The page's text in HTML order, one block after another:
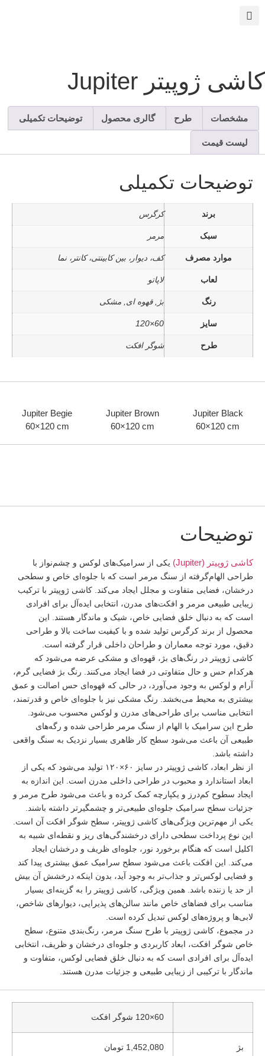
کاشی ژوپیتر Jupiter
مشخصات طرح گالری محصول توضیحات تکمیلی
لیست قیمت
توضیحات تکمیلی
برند کرگرس
سبک مرمر
موارد مصرف کف، دیوار، بین کابینتی، کانتر، نما
لعاب لاپاتو
رنگ بژ, قهوه ای, مشکی
سایز 60×120
طرح شوگر افکت
Jupiter Black
60×120 cm
Jupiter Brown
60×120 cm
Jupiter Begie
60×120 cm
توضیحات
کاشی ژوپیتر (Jupiter)
یکی از سرامیک‌های لوکس و چشم‌نواز با
طراحی الهام‌گرفته از سنگ مرمر است که با جلوه‌ای خاص و سطحی
درخشان، فضایی متفاوت و مجلل ایجاد می‌کند. کاشی ژوپیتر با ترکیب
زیبایی طبیعی مرمر و افکت‌های مدرن، انتخابی ایده‌آل برای افرادی
است که به دنبال خلق فضایی خاص، شیک و ماندگار هستند. این
محصول از برند کرگرس تولید شده و با کیفیت ساخت بالا و طراحی
دقیق، مورد توجه معماران و طراحان داخلی قرار گرفته است.
کاشی ژوپیتر در رنگ‌های بژ، قهوه‌ای و مشکی عرضه می‌شود که
هرکدام حس و حال متفاوتی در فضا ایجاد می‌کنند. رنگ بژ فضایی گرم،
آرام و لوکس به وجود می‌آورد، در حالی که قهوه‌ای حس اصالت و عمق
بیشتری به محیط می‌بخشد. رنگ مشکی نیز با جلوه‌ای خاص و قدرتمند،
انتخابی مناسب برای طراحی‌های مدرن و لوکس محسوب می‌شود.
طرح این سرامیک با الهام از سنگ مرمر طراحی شده و رگه‌های
طبیعی آن باعث می‌شود سطح کار ظاهری بسیار نزدیک به سنگ واقعی
داشته باشد.
از نظر ابعاد، کاشی ژوپیتر در سایز ۶۰×۱۲۰ تولید می‌شود که یکی از
ابعاد استاندارد و محبوب در طراحی داخلی مدرن است. این اندازه به
ایجاد سطوح کم‌درز و یکپارچه کمک کرده و باعث می‌شود طرح مرمر و
جزئیات سطح سرامیک جلوه‌ای طبیعی‌تر و چشمگیرتر داشته باشند.
یکی از مهم‌ترین ویژگی‌های کاشی ژوپیتر، سطح شوگر افکت آن است.
این نوع پرداخت سطحی دارای درخشندگی‌های ریز و نقطه‌ای شبیه به
اکلیل است که هنگام برخورد نور، جلوه‌ای ظریف و درخشان ایجاد
می‌کند. این افکت باعث می‌شود سطح سرامیک عمق بیشتری پیدا کند
و فضایی لوکس‌تر و جذاب‌تر به وجود آید، بدون اینکه درخشش آن بیش
از حد یا زننده باشد. همین ویژگی، کاشی ژوپیتر را به گزینه‌ای بسیار
مناسب برای فضاهای خاص مانند سالن‌های پذیرایی، دیوارهای شاخص،
لابی‌ها و پروژه‌های لوکس تبدیل کرده است.
در مجموع، کاشی ژوپیتر با طرح سنگ مرمر، رنگ‌بندی متنوع، سطح
خاص شوگر افکت، ابعاد کاربردی و جلوه‌ای درخشان و ظریف، انتخابی
ایده‌آل برای افرادی است که به دنبال خلق فضایی لوکس، متفاوت و
ماندگار با ترکیبی از زیبایی طبیعی و جزئیات مدرن هستند.
60×120 شوگر افکت
بژ 1,452,080 تومان